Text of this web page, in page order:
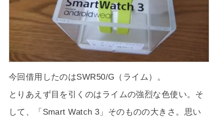
今回借用したのはSWR50/G（ライム）。
とりあえず目を引くのはライムの強烈な色使い。そ
して、「Smart Watch 3」そのものの大きさ。思い